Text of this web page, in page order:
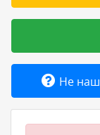
Товары и
Добавить
Не